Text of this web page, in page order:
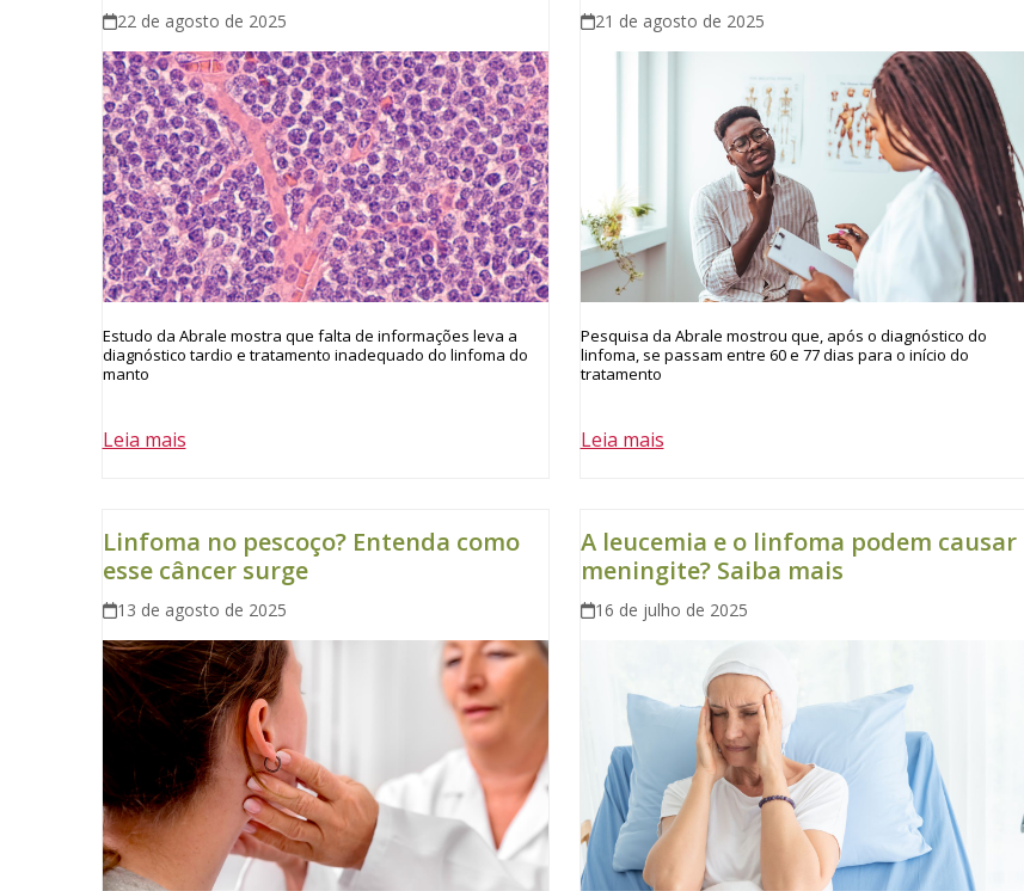
22 de agosto de 2025
Estudo da Abrale mostra que falta de informações leva a
diagnóstico tardio e tratamento inadequado do linfoma do
manto
Leia mais
21 de agosto de 2025
Pesquisa da Abrale mostrou que, após o diagnóstico do
linfoma, se passam entre 60 e 77 dias para o início do
tratamento
Leia mais
Linfoma no pescoço? Entenda como
esse câncer surge
13 de agosto de 2025
A leucemia e o linfoma podem causar
meningite? Saiba mais
16 de julho de 2025